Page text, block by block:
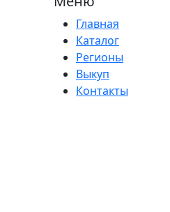
Главная
Каталог
Регионы
Выкуп
Контакты